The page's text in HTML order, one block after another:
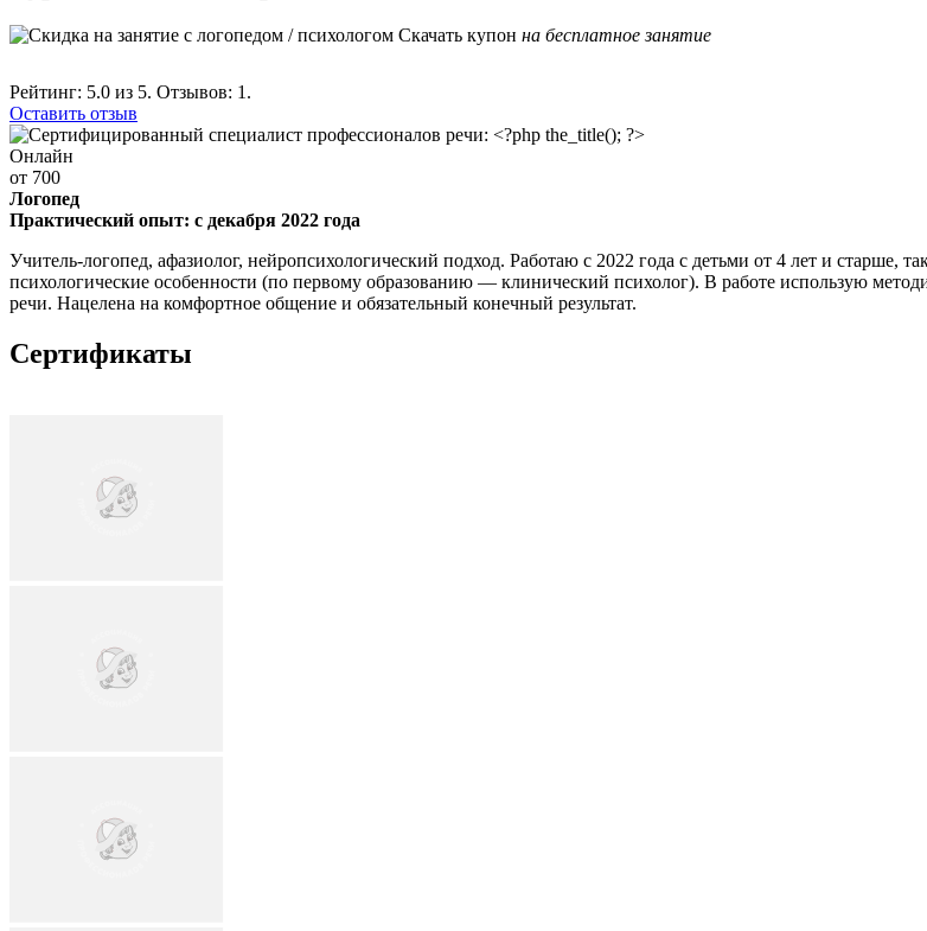
Скачать купон на бесплатное занятие
Рейтинг: 5.0 из 5. Отзывов: 1.
Оставить отзыв
Онлайн
от 700
Логопед
Практический опыт: с декабря 2022 года
Учитель-логопед, афазиолог, нейропсихологический подход. Работаю с 2022 года с детьми от 4 лет и
психологические особенности (по первому образованию — клинический психолог). В работе использую
речи. Нацелена на комфортное общение и обязательный конечный результат.
Сертификаты